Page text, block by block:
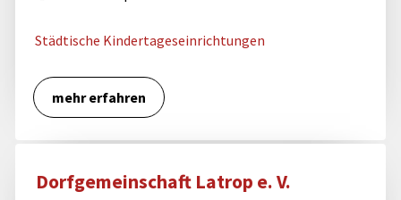
Städtische Kindertageseinrichtungen
mehr erfahren
Dorfgemeinschaft Latrop e. V.